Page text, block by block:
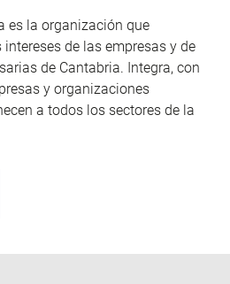
es la organización que
de las empresas y de
de Cantabria. Integra, con
y organizaciones
a todos los sectores de la